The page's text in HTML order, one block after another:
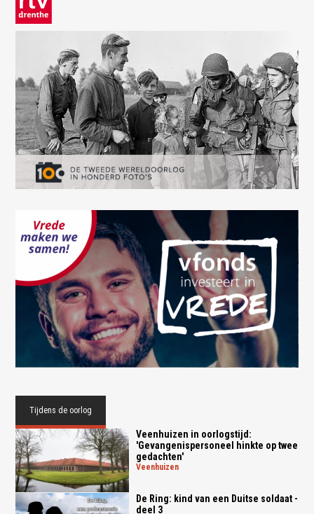
Tijdens de oorlog
Veenhuizen in oorlogstijd:
'Gevangenispersoneel hinkte op twee
gedachten'
veenhuizen
De Ring: kind van een Duitse soldaat -
deel 3